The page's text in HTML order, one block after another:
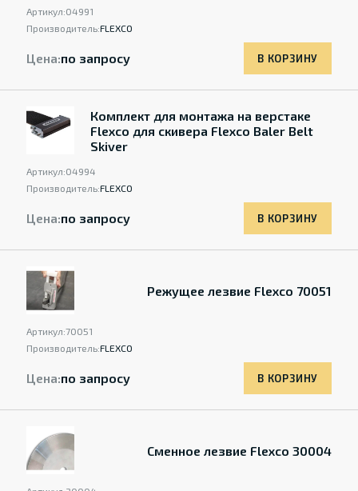
Артикул:04991
Производитель:FLEXCO
Цена:по запросу В КОРЗИНУ
Комплект для монтажа на верстаке
Flexco для скивера Flexco Baler Belt
Skiver
Артикул:04994
Производитель:FLEXCO
Цена:по запросу В КОРЗИНУ
Режущее лезвие Flexco 70051
Артикул:70051
Производитель:FLEXCO
Цена:по запросу В КОРЗИНУ
Сменное лезвие Flexco 30004